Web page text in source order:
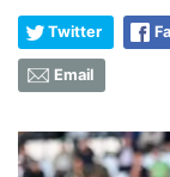
Twitter
Email